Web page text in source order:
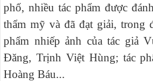
phố, nhiều tác phẩm được
thẩm mỹ và đã đạt giải, trong
phẩm nhiếp ảnh của tác giả
Đăng, Trịnh Việt Hùng; tác
Hoàng Báu...